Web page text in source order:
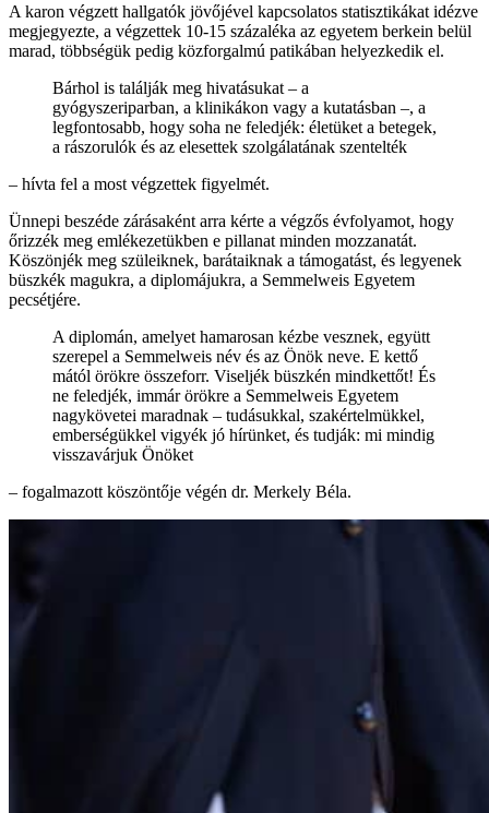
A karon végzett hallgatók jövőjével kapcsolatos statisztikákat idézve
megjegyezte, a végzettek 10-15 százaléka az egyetem berkein belül
marad, többségük pedig közforgalmú patikában helyezkedik el.
Bárhol is találják meg hivatásukat – a
gyógyszeriparban, a klinikákon vagy a kutatásban –, a
legfontosabb, hogy soha ne feledjék: életüket a betegek,
a rászorulók és az elesettek szolgálatának szentelték
– hívta fel a most végzettek figyelmét.
Ünnepi beszéde zárásaként arra kérte a végzős évfolyamot, hogy
őrizzék meg emlékezetükben e pillanat minden mozzanatát.
Köszönjék meg szüleiknek, barátaiknak a támogatást, és legyenek
büszkék magukra, a diplomájukra, a Semmelweis Egyetem
pecsétjére.
A diplomán, amelyet hamarosan kézbe vesznek, együtt
szerepel a Semmelweis név és az Önök neve. E kettő
mától örökre összeforr. Viseljék büszkén mindkettőt! És
ne feledjék, immár örökre a Semmelweis Egyetem
nagykövetei maradnak – tudásukkal, szakértelmükkel,
emberségükkel vigyék jó hírünket, és tudják: mi mindig
visszavárjuk Önöket
– fogalmazott köszöntője végén dr. Merkely Béla.